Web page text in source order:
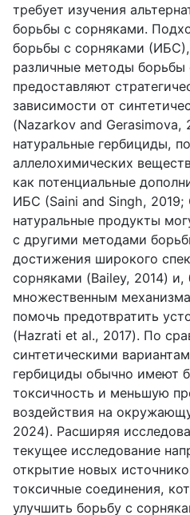
требует изучения
борьбы с сорняками.
борьбы с сорняками
различные методы борьбы
предоставляют
зависимости от
(Nazarkov and Gerasimova,
натуральные гербициды,
аллелохимических
как потенциальные
ИБС (Saini and Singh, 2019;
натуральные продукты
с другими методами
достижения широкого
сорняками (Bailey, 2014) и,
множественным
помочь предотвратить
(Hazrati et al., 2017). По
синтетическими
гербициды обычно имеют
токсичность и меньшую
воздействия на
2024). Расширяя
текущее исследование
открытие новых
токсичные соединения,
улучшить борьбу с